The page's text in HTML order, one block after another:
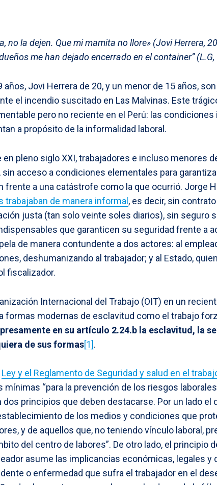
no la dejen. Que mi mamita no llore» (Jovi Herrera,
me han dejado encerrado en el container”
años, Jovi Herrera de 20, y un menor de 15 años,
el incendio suscitado en Las Malvinas. Este
pero no reciente en el Perú: las
a propósito de la informalidad laboral.
pleno siglo XXI, trabajadores e incluso menores
acceso a condiciones elementales para
frente a una catástrofe como la que ocurrió. Jorge
trabajaban de manera informal, es decir, sin
justa (tan solo veinte soles diarios), sin seguro
que garanticen su seguridad frente a
de manera contundente a dos actores: al
deshumanizando al trabajador; y al Estado,
fiscalizador.
Internacional del Trabajo (OIT) en un
formas modernas de esclavitud como el trabajo
en su artículo 2.24.b la esclavitud, la
de sus formas[1].
Ley y el Reglamento de Seguridad y salud en el
“para la prevención de los riesgos
principios que deben destacarse. Por un lado el
de los medios y condiciones que
y de aquellos que, no teniendo vínculo laboral,
del centro de labores”. De otro lado, el principio
asume las implicancias económicas, legales y
o enfermedad que sufra el trabajador en el